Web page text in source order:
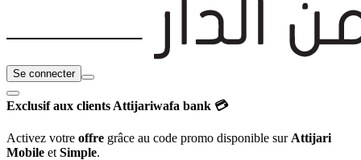
Se connecter
Exclusif aux clients Attijariwafa bank 💳
Activez votre offre grâce au code promo disponible sur Attijari
Mobile et Simple.